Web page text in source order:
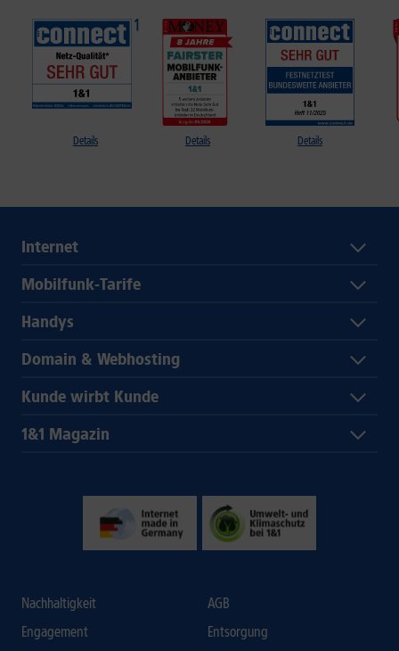
Details Details Details
Internet
Mobilfunk-Tarife
Handys
Domain & Webhosting
Kunde wirbt Kunde
1&1 Magazin
Nachhaltigkeit
Engagement
AGB
Entsorgung